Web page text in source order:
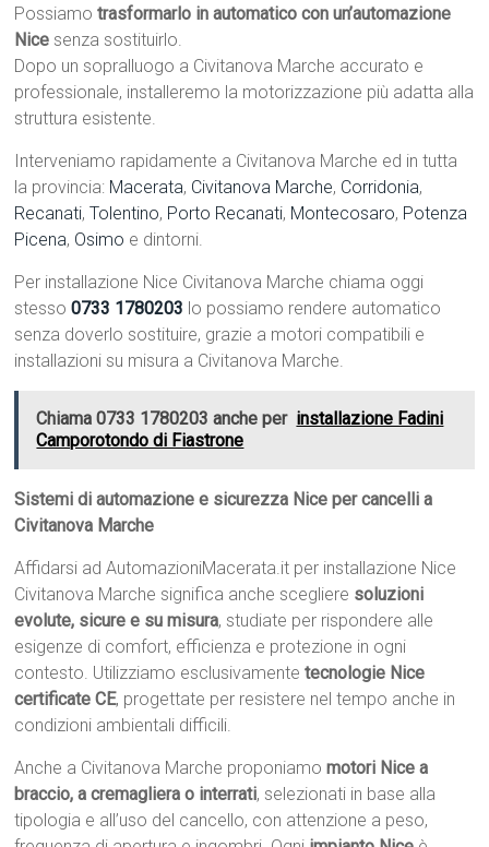
Possiamotrasformarlo in automatico con un’automazione
Nice senza sostituirlo.
Dopo un sopralluogo a Civitanova Marche accurato e
professionale, installeremo la motorizzazione più adatta alla
struttura esistente.
Interveniamo rapidamente a Civitanova Marche ed in tutta
la provincia: Macerata, Civitanova Marche, Corridonia,
Recanati,Tolentino, Porto Recanati, Montecosaro, Potenza
Picena, Osimo e dintorni.
Per installazione Nice Civitanova Marche chiama oggi
stesso0733 1780203 lo possiamo rendere automatico
senza doverlo sostituire, grazie a motori compatibili e
installazioni su misura a Civitanova Marche.
Chiama 0733 1780203 anche per installazione Fadini
Camporotondo di Fiastrone
Sistemi di automazione e sicurezza Nice per cancelli a
Civitanova Marche
Affidarsi ad AutomazioniMacerata.it per installazione Nice
Civitanova Marche significa anche scegliere soluzioni
evolute, sicure e su misura, studiate per rispondere alle
esigenze di comfort, efficienza e protezione in ogni
contesto. Utilizziamo esclusivamentetecnologie Nice
certificate CE, progettate per resistere nel tempo anche in
condizioni ambientali difficili.
Anche a Civitanova Marche proponiamomotori Nice a
braccio, a cremagliera o interrati, selezionati in base alla
tipologia e all’uso del cancello, con attenzione a peso,